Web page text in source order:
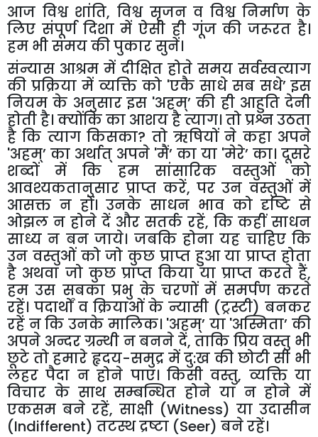
आज विश्व शांति, विश्व सृजन व विश्व निर्माण के
लिए संपूर्ण दिशा में ऐसी ही गूंज की जरूरत है।
हम भी समय की पुकार सुनें।
संन्यास आश्रम में दीक्षित होते समय सर्वस्वत्याग
की प्रक्रिया में व्यक्ति को 'एकै साधे सब सधे’ इस
नियम के अनुसार इस 'अहम्’ की ही आहुति देनी
होती है। क्योंकि का आशय है त्याग। तो प्रश्न उठता
है कि त्याग किसका? तो ऋषियों ने कहा अपने
'अहम्’ का अर्थात् अपने 'मैं’ का या 'मेरे’ का। दूसरे
शब्दों में कि हम सांसारिक वस्तुओं को
आवश्यकतानुसार प्राप्त करें,पर उन वस्तुओं में
आसक्त न हों। उनके साधन भाव को दृष्टि से
ओझल न होने दें और सतर्क रहें, कि कहीं साधन
साध्य न बन जाये। जबकि होना यह चाहिए कि
उन वस्तुओं को जो कुछ प्राप्त हुआ या प्राप्त होता
है अथवा जो कुछ प्राप्त किया या प्राप्त करते हैं,
हम उस सबका प्रभु के चरणों में समर्पण करते
रहें। पदार्थों व क्रियाओं के न्यासी (ट्रस्टी) बनकर
रहें न कि उनके मालिक। 'अहम्’ या 'अस्मिता’ की
अपने अन्दर ग्रन्थी न बनने दें,ताकि प्रिय वस्तु भी
छूटे तो हमारे हृदय-समुद्र में दु:ख की छोटी सी भी
लहर पैदा न होने पाए। किसी वस्तु, व्यक्ति या
विचार के साथ सम्बन्धित होने या न होने में
एकसम बने रहें, साक्षी (Witness) या उदासीन
(Indifferent) तटस्थ द्रष्टा (Seer) बने रहें।